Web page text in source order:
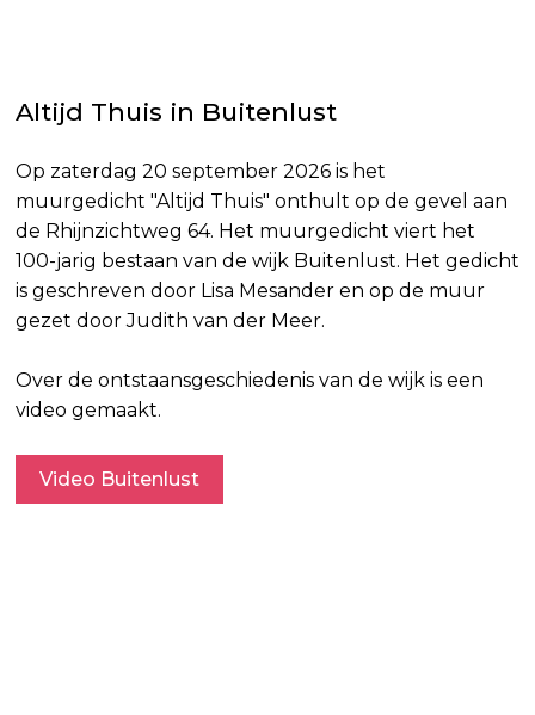
Altijd Thuis in Buitenlust
Op zaterdag 20 september 2026 is het
muurgedicht "Altijd Thuis" onthult op de gevel aan
de Rhijnzichtweg 64. Het muurgedicht viert het
100-jarig bestaan van de wijk Buitenlust. Het gedicht
is geschreven door Lisa Mesander en op de muur
gezet door Judith van der Meer.
Over de ontstaansgeschiedenis van de wijk is een
video gemaakt.
Video Buitenlust